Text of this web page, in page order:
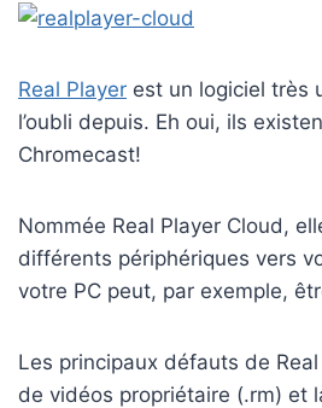
Real Player est un logiciel très
l’oubli depuis. Eh oui, ils
Chromecast!
Nommée Real Player Cloud,
différents périphériques vers
votre PC peut, par exemple,
Les principaux défauts de
de vidéos propriétaire (.rm) et